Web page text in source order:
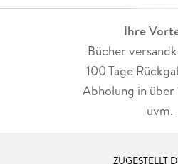
Ihre
Bücher
100 Tage
Abholung in über
uvm.
ZUGESTELLT